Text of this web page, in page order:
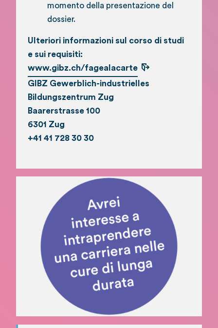
momento della presentazione del
dossier.
Ulteriori informazioni sul corso di studi
e sui requisiti:
www.gibz.ch/fagealacarte
GIBZ Gewerblich-industrielles
Bildungszentrum Zug
Baarerstrasse 100
6301 Zug
+41 41 728 30 30